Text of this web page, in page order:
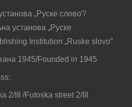
„Руске слово”/
установа „Руске
Institution „Ruske slovo”
1945/Founded in 1945
2/III /Futoska street 2/III